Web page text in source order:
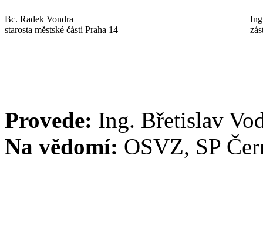
Bc. Radek Vondra
starosta městské části Praha 14
Provede: Ing. Břetislav
Na vědomí: OSVZ, SP